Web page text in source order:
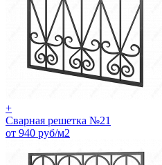
+
Сварная решетка №21
от 940 руб/м2